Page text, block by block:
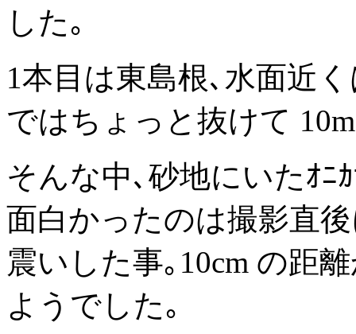
した｡
1本目は東島根､水面近
ではちょっと抜けて
そんな中､砂地にいたｵﾆ
面白かったのは撮影直
震いした事｡10cm の距
ようでした｡